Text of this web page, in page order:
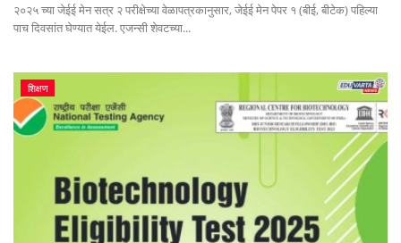
२०२५ च्या जेईई मेन सत्र २ परीक्षेच्या वेळापत्रकानुसार, जेईई मेन पेपर १ (बीई, बीटेक) पहिल्या
पाच दिवसांत घेण्यात येईल. एजन्सी शेवटच्या...
शिक्षण